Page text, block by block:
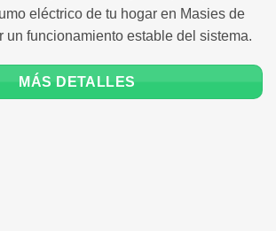
eléctrico de tu hogar en Masies de
un funcionamiento estable del sistema.
MÁS DETALLES